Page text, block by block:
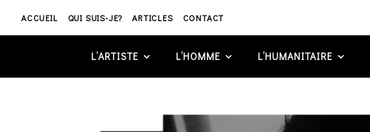
ACCUEIL QUI SUIS-JE? ARTICLES CONTACT
L’ARTISTE L’HOMME L’HUMANITAIRE